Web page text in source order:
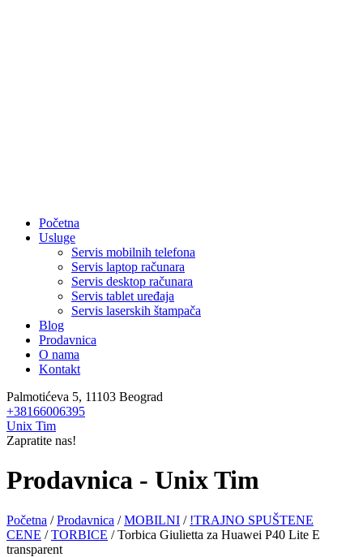
Početna
Usluge
Servis mobilnih telefona
Servis laptop računara
Servis desktop računara
Servis tablet uređaja
Servis laserskih štampača
Blog
Prodavnica
O nama
Kontakt
Palmotićeva 5, 11103 Beograd
+38166006395
Unix Tim
Zapratite nas!
Prodavnica - Unix Tim
Početna /Prodavnica /MOBILNI / !TRAJNO SPUŠTENE
CENE /TORBICE / Torbica Giulietta za Huawei P40 Lite E
transparent